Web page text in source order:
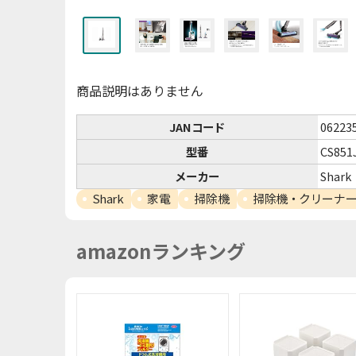
商品説明はありません
JANコード
型番
メーカー
Shark
Shark 家電 掃除機 掃除機・クリーナ
amazonランキング